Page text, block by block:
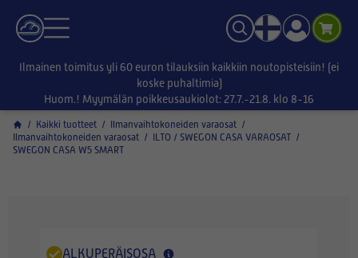
Ilmainen toimitus yli 60 euron tilauksiin kaikkiin noutopisteisiin! (ei
koske puhaltimia)
Huom.! Myymälän poikkeusaukiolot: 27.7.-21.8. klo 8-16
/ Kaikki tuotteet / Ilmanvaihtokoneiden varaosat /
Ilmanvaihtokoneiden varaosat / ILTO / SWEGON CASA VARAOSAT /
SWEGON CASA W5 SMART
ALKUPERÄISOSA